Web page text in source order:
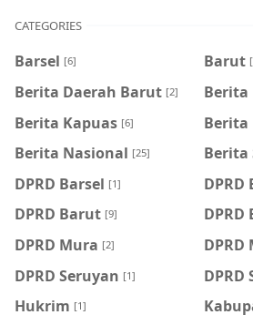
CATEGORIES
Barsel [6] Barut
Berita Daerah Barut [2] Berita
Berita Kapuas [6] Berita
Berita Nasional [25] Berita
DPRD Barsel [1] DPRD
DPRD Barut [9] DPRD
DPRD Mura [2] DPRD
DPRD Seruyan [1] DPRD
Hukrim [1]